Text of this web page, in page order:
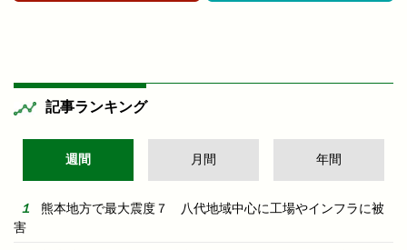
記事ランキング
週間 月間 年間
熊本地方で最大震度７ 八代地域中心に工場やインフラに被
害